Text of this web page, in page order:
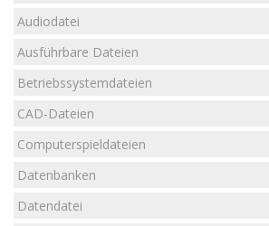
Audiodatei
Ausführbare Dateien
Betriebssystemdateien
CAD-Dateien
Computerspieldateien
Datenbanken
Datendatei